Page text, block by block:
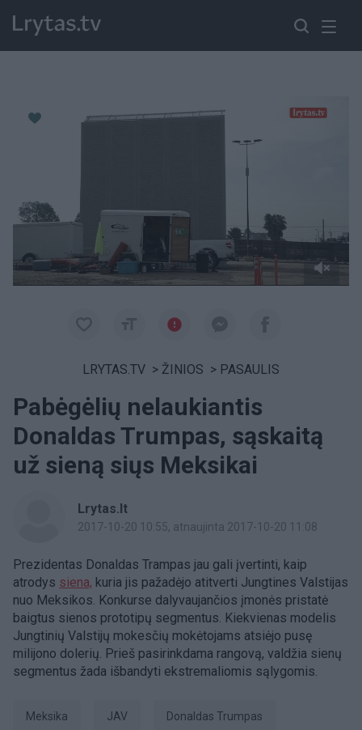
Paremkite Ukrainą
LRYTAS.TV > ŽINIOS > PASAULIS
Pabėgėlių nelaukiantis
Donaldas Trumpas, sąskaitą
už sieną siųs Meksikai
Lrytas.lt
2017-10-20 10:55, atnaujinta 2017-10-20 11:08
Prezidentas Donaldas Trampas jau gali įvertinti, kaip
atrodys siena, kuria jis pažadėjo atitverti Jungtines Valstijas
nuo Meksikos. Konkurse dalyvaujančios įmonės pristatė
baigtus sienos prototipų segmentus. Kiekvienas modelis
Jungtinių Valstijų mokesčių mokėtojams atsiėjo pusę
milijono dolerių. Prieš pasirinkdama rangovą, valdžia sienų
segmentus žada išbandyti ekstremaliomis sąlygomis.
Meksika JAV Donaldas Trumpas